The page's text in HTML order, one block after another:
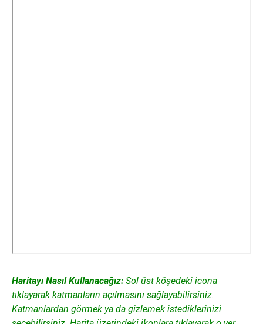
Haritayı Nasıl Kullanacağız: Sol üst köşedeki icona
tıklayarak katmanların açılmasını sağlayabilirsiniz.
Katmanlardan görmek ya da gizlemek istediklerinizi